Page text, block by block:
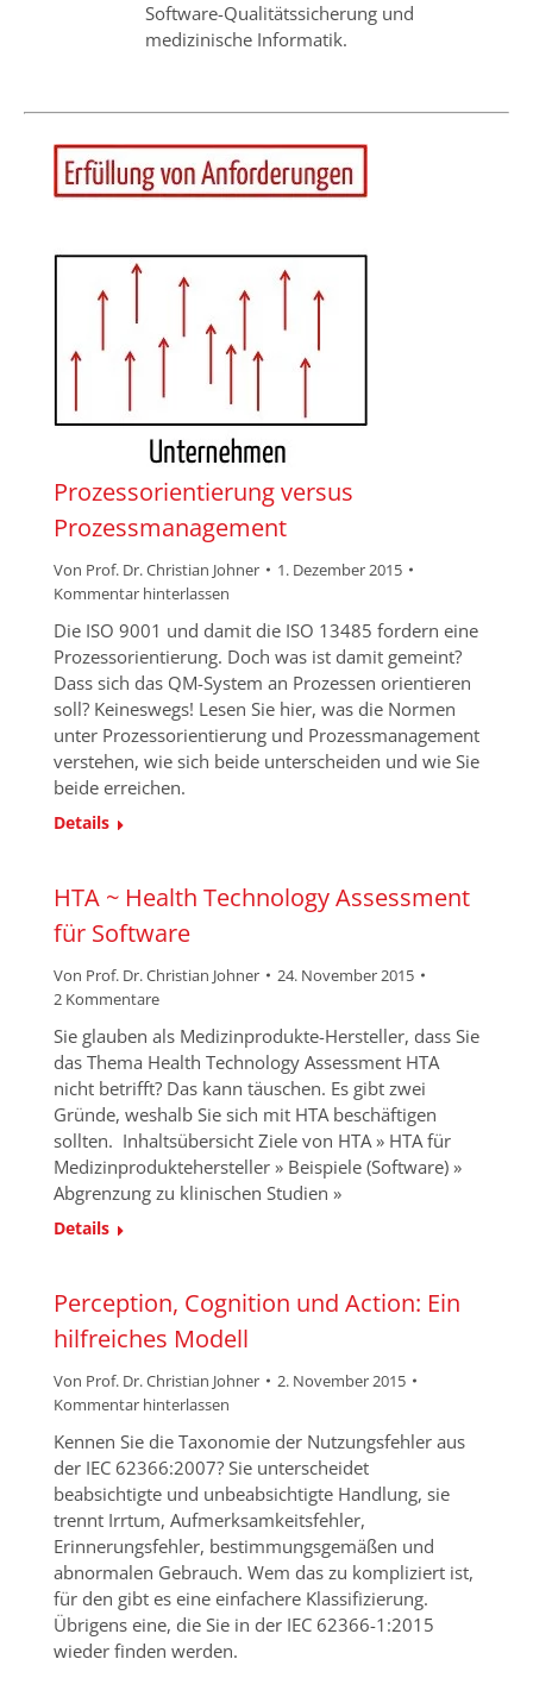
Software-Qualitätssicherung und
medizinische Informatik.
Prozessorientierung versus
Prozessmanagement
Von Prof. Dr. Christian Johner
1. Dezember 2015
Kommentar hinterlassen
Die ISO 9001 und damit die ISO 13485 fordern eine
Prozessorientierung. Doch was ist damit gemeint?
Dass sich das QM-System an Prozessen orientieren
soll? Keineswegs! Lesen Sie hier, was die Normen
unter Prozessorientierung und Prozessmanagement
verstehen, wie sich beide unterscheiden und wie Sie
beide erreichen.
Details
HTA ~ Health Technology Assessment
für Software
Von Prof. Dr. Christian Johner
24. November 2015
2 Kommentare
Sie glauben als Medizinprodukte-Hersteller, dass Sie
das Thema Health Technology Assessment HTA
nicht betrifft? Das kann täuschen. Es gibt zwei
Gründe, weshalb Sie sich mit HTA beschäftigen
sollten. Inhaltsübersicht Ziele von HTA » HTA für
Medizinproduktehersteller » Beispiele (Software) »
Abgrenzung zu klinischen Studien »
Details
Perception, Cognition und Action: Ein
hilfreiches Modell
Von Prof. Dr. Christian Johner
2. November 2015
Kommentar hinterlassen
Kennen Sie die Taxonomie der Nutzungsfehler aus
der IEC 62366:2007? Sie unterscheidet
beabsichtigte und unbeabsichtigte Handlung, sie
trennt Irrtum, Aufmerksamkeitsfehler,
Erinnerungsfehler, bestimmungsgemäßen und
abnormalen Gebrauch. Wem das zu kompliziert ist,
für den gibt es eine einfachere Klassifizierung.
Übrigens eine, die Sie in der IEC 62366-1:2015
wieder finden werden.